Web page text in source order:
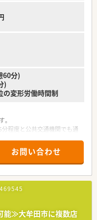
系です。
60分)
)
変形労働時間制
。
分程度と公共交通機関でも通
です。
ため希望休も取りやすい環
す。
舗、長崎1店舗の計10店舗を
お問い合わせ
469545
能≫大牟田市に複数店